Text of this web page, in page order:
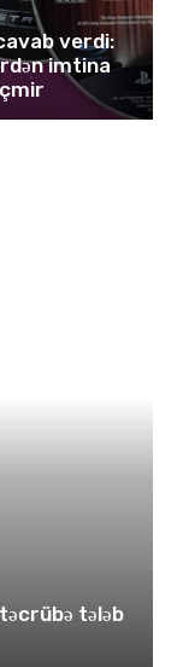
verdi:
imtina
tələb